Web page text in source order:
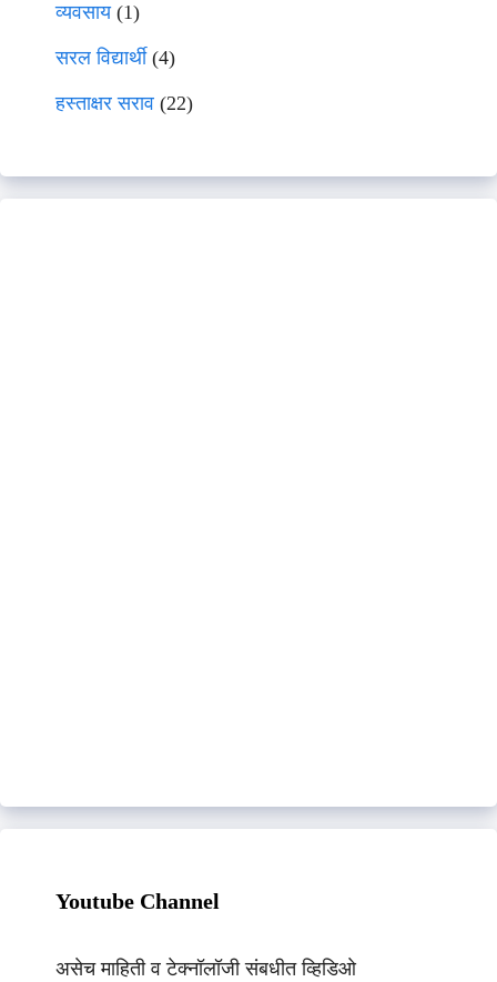
व्यवसाय(1)
सरल विद्यार्थी(4)
हस्ताक्षर सराव (22)
Youtube Channel
असेच माहिती व टेक्नॉलॉजी संबधीत व्हिडिओ